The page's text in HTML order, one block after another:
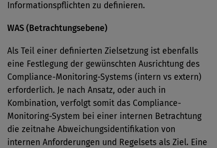
Informationspflichten zu definieren.
WAS (Betrachtungsebene)
Als Teil einer definierten Zielsetzung ist ebenfalls
eine Festlegung der gewünschten Ausrichtung des
Compliance-Monitoring-Systems (intern vs extern)
erforderlich. Je nach Ansatz, oder auch in
Kombination, verfolgt somit das Compliance-
Monitoring-System bei einer internen Betrachtung
die zeitnahe Abweichungsidentifikation von
internen Anforderungen und Regelsets als Ziel. Eine